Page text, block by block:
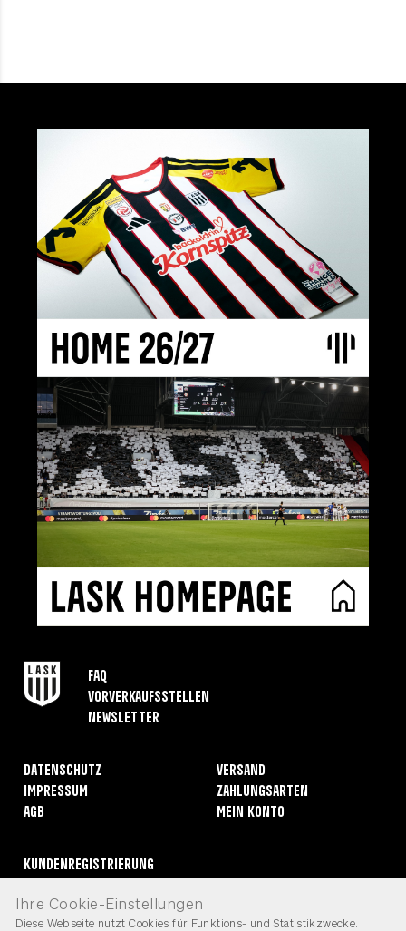
FAQ
Vorverkaufsstellen
Newsletter
Datenschutz
Impressum
AGB
Versand
Zahlungsarten
Mein Konto
Kundenregistrierung
Widerruf erklären
Kontakt
Ihre Cookie-Einstellungen
Diese Webseite nutzt Cookies für Funktions- und Statistikzwecke.